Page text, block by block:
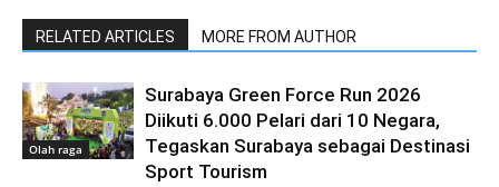
RELATED ARTICLES MORE FROM AUTHOR
Olah raga
Surabaya Green Force Run 2026
Diikuti 6.000 Pelari dari 10 Negara,
Tegaskan Surabaya sebagai Destinasi
Sport Tourism